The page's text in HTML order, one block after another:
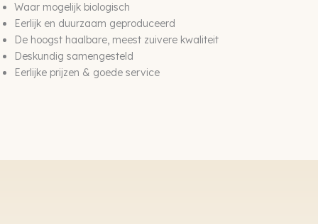
Waar mogelijk biologisch
Eerlijk en duurzaam geproduceerd
De hoogst haalbare, meest zuivere kwaliteit
Deskundig samengesteld
Eerlijke prijzen & goede service